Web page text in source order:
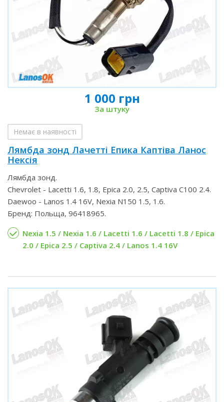
1 000 грн
За штуку
Немає в наявності
Лямбда зонд Лачетті Епика Каптіва Ланос
Нексія
Лямбда зонд.
Chevrolet - Lacetti 1.6, 1.8, Epica 2.0, 2.5, Captiva C100 2.4.
Daewoo - Lanos 1.4 16V, Nexia N150 1.5, 1.6.
Бренд: Польща, 96418965.
Nexia 1.5 / Nexia 1.6 / Lacetti 1.6 / Lacetti 1.8 / Epica
2.0 / Epica 2.5 / Captiva 2.4 / Lanos 1.4 16V